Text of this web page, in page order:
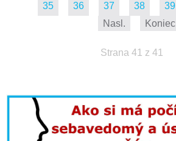
35
36 37 38 39
Nasl.
Koniec
Strana 41 z 41